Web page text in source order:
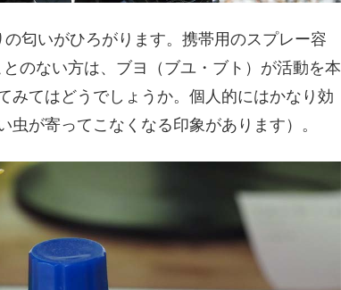
の匂いがひろがります。携帯用のスプレー容
のない方は、ブヨ（ブユ・ブト）が活動を本
みてはどうでしょうか。個人的にはかなり効
が寄ってこなくなる印象があります）。